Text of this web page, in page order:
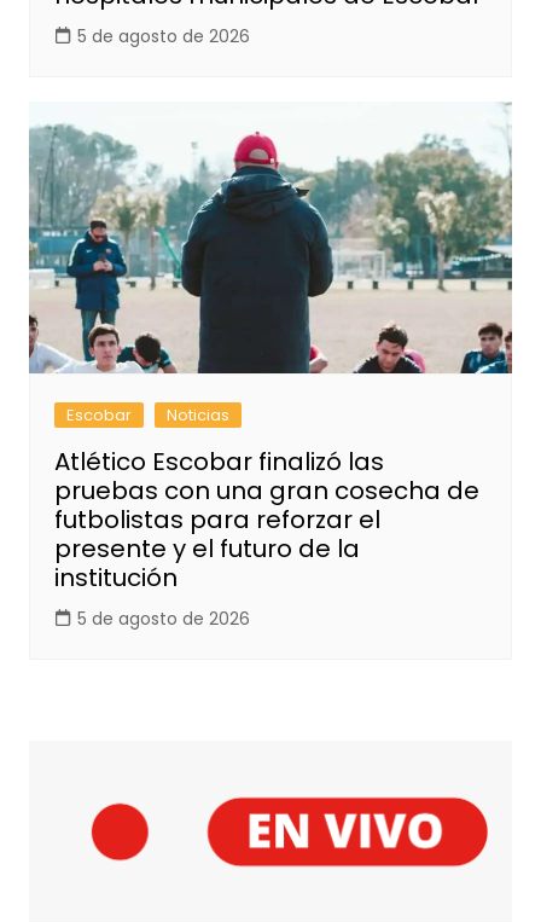
5 de agosto de 2026
Escobar Noticias
Atlético Escobar finalizó las
pruebas con una gran cosecha de
futbolistas para reforzar el
presente y el futuro de la
institución
5 de agosto de 2026